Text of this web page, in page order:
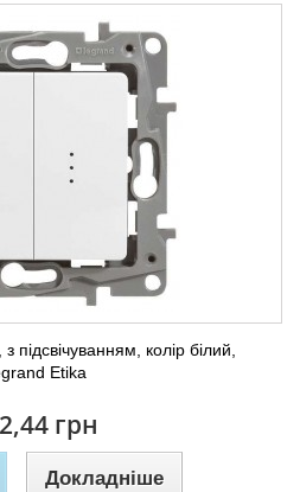
підсвічуванням, колір білий,
Etika
грн
Докладніше